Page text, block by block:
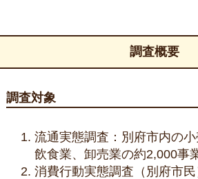
調査概要
調査対象
流通実態調査：別府市内の小
飲食業、卸売業の約2,000事
消費行動実態調査（別府市